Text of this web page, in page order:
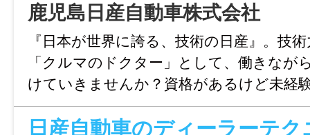
経験
未経験可
年齢制限
鹿児島日産自動車株式会社
『日本が世界に誇る、技術の日産』。技
「クルマのドクター」として、働きなが
けていきませんか？資格があるけど未経
からのU・Iターンなども歓迎します♪